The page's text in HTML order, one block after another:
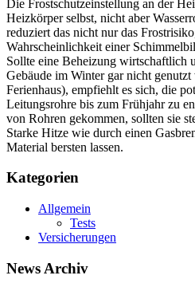
Die Frostschutzeinstellung an der
Heizkörper selbst, nicht aber
reduziert das nicht nur das
Wahrscheinlichkeit einer
Sollte eine Beheizung wirtschaftlich
Gebäude im Winter gar nicht
Ferienhaus), empfiehlt es sich, die
Leitungsrohre bis zum Frühjahr zu
von Rohren gekommen, sollten sie
Starke Hitze wie durch einen
Material bersten lassen.
Kategorien
Allgemein
Tests
Versicherungen
News Archiv